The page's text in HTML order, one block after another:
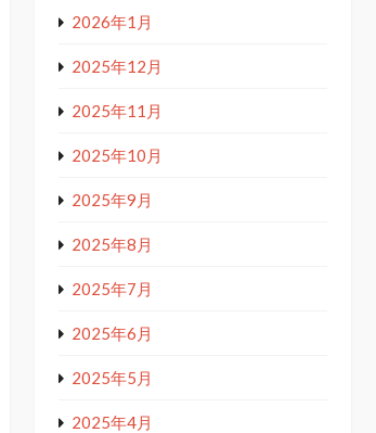
2026年1月
2025年12月
2025年11月
2025年10月
2025年9月
2025年8月
2025年7月
2025年6月
2025年5月
2025年4月